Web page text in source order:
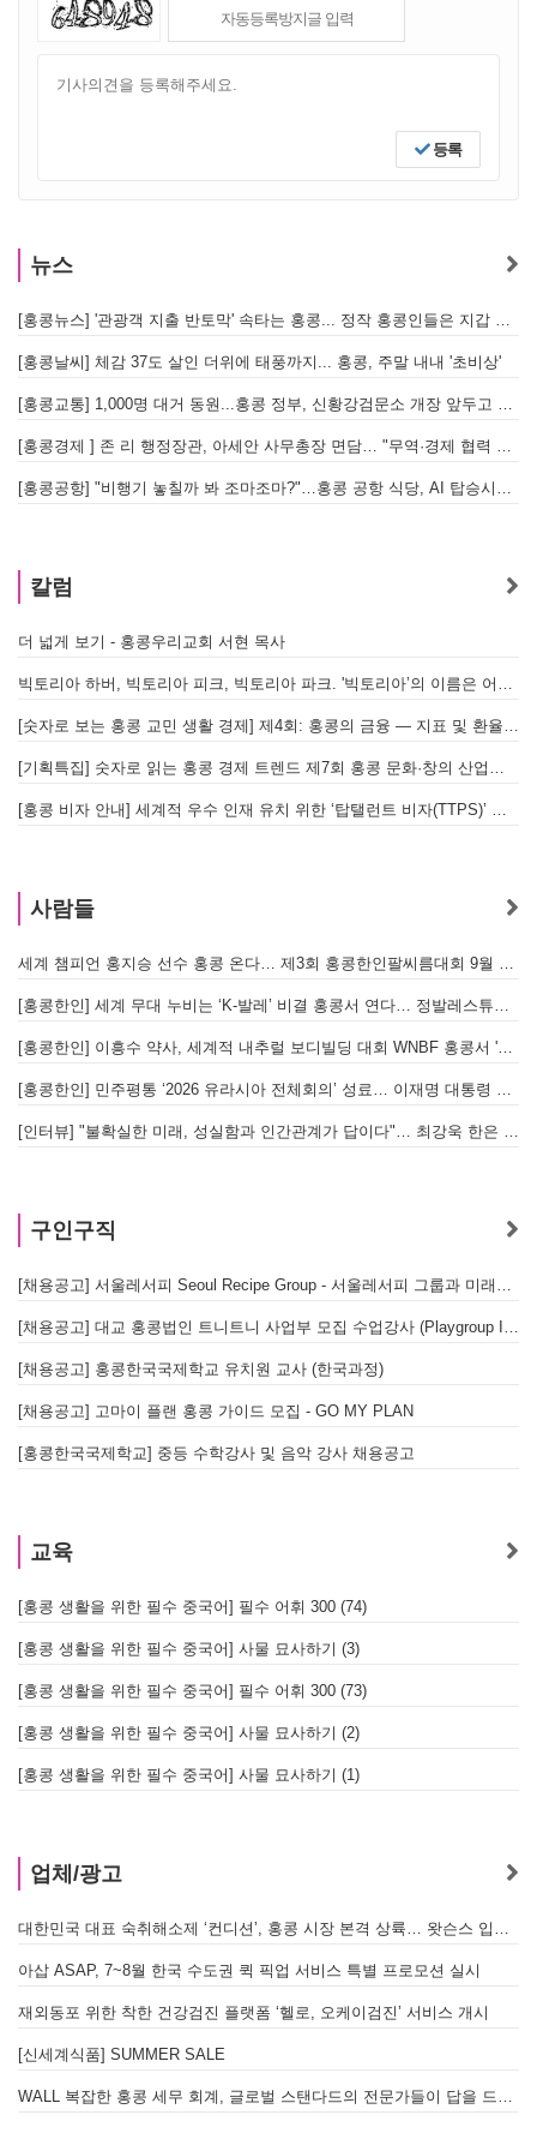
등록
뉴스
[홍콩뉴스] '관광객 지출 반토막' 속타는 홍콩... 정작 홍콩인들은 지갑 들고 해외로?
[홍콩날씨] 체감 37도 살인 더위에 태풍까지... 홍콩, 주말 내내 '초비상'
[홍콩교통] 1,000명 대거 동원...홍콩 정부, 신황강검문소 개장 앞두고 실전 훈련 돌입
[홍콩경제 ] 존 리 행정장관, 아세안 사무총장 면담… "무역·경제 협력 한층 강화한다"
[홍콩공항] "비행기 놓칠까 봐 조마조마?"…홍콩 공항 식당, AI 탑승시간 계산해 메뉴 추천해 준다
칼럼
더 넓게 보기 - 홍콩우리교회 서현 목사
빅토리아 하버, 빅토리아 피크, 빅토리아 파크. '빅토리아’의 이름은 어떻게 온 걸까? - [이승권 원장의 생활칼럼]
[숫자로 보는 홍콩 교민 생활 경제] 제4회: 홍콩의 금융 — 지표 및 환율, MPF 운영 현황
[기획특집] 숫자로 읽는 홍콩 경제 트렌드 제7회 홍콩 문화·창의 산업의 구조와 분야별 동향
[홍콩 비자 안내] 세계적 우수 인재 유치 위한 ‘탑탤런트 비자(TTPS)’ 주요 요건
사람들
세계 챔피언 홍지승 선수 홍콩 온다… 제3회 홍콩한인팔씨름대회 9월 12일 개최
[홍콩한인] 세계 무대 누비는 ‘K-발레’ 비결 홍콩서 연다… 정발레스튜디오 개원
[홍콩한인] 이흥수 약사, 세계적 내추럴 보디빌딩 대회 WNBF 홍콩서 '마스터 부문 1위' 기염
[홍콩한인] 민주평통 ‘2026 유라시아 전체회의’ 성료… 이재명 대통령 참석으로 의미 더해
[인터뷰] "불확실한 미래, 성실함과 인간관계가 답이다"… 최강욱 한은 부소장이 청소년들에게 전하는 응원
구인구직
[채용공고] 서울레서피 Seoul Recipe Group - 서울레서피 그룹과 미래를 함께할 유능한 인재를 모십니다
[채용공고] 대교 홍콩법인 트니트니 사업부 모집 수업강사 (Playgroup Instructor)
[채용공고] 홍콩한국국제학교 유치원 교사 (한국과정)
[채용공고] 고마이 플랜 홍콩 가이드 모집 - GO MY PLAN
[홍콩한국국제학교] 중등 수학강사 및 음악 강사 채용공고
교육
[홍콩 생활을 위한 필수 중국어] 필수 어휘 300 (74)
[홍콩 생활을 위한 필수 중국어] 사물 묘사하기 (3)
[홍콩 생활을 위한 필수 중국어] 필수 어휘 300 (73)
[홍콩 생활을 위한 필수 중국어] 사물 묘사하기 (2)
[홍콩 생활을 위한 필수 중국어] 사물 묘사하기 (1)
업체/광고
대한민국 대표 숙취해소제 ‘컨디션’, 홍콩 시장 본격 상륙… 왓슨스 입점 기념 할인 행사 진행
아삽 ASAP, 7~8월 한국 수도권 퀵 픽업 서비스 특별 프로모션 실시
재외동포 위한 착한 건강검진 플랫폼 ‘헬로, 오케이검진’ 서비스 개시
[신세계식품] SUMMER SALE
WALL 복잡한 홍콩 세무 회계, 글로벌 스탠다드의 전문가들이 답을 드립니다! - 법인설립, 회계, 감사